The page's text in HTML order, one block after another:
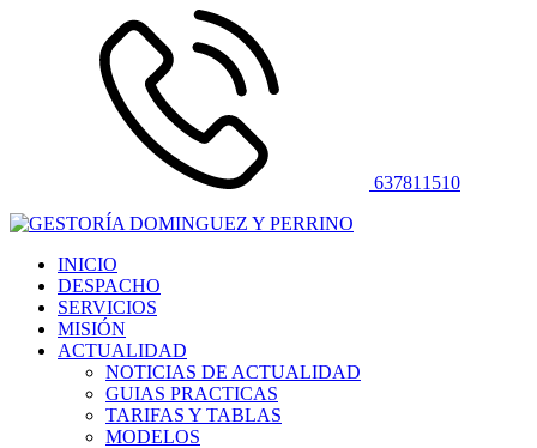
637811510
INICIO
DESPACHO
SERVICIOS
MISIÓN
ACTUALIDAD
NOTICIAS DE ACTUALIDAD
GUIAS PRACTICAS
TARIFAS Y TABLAS
MODELOS